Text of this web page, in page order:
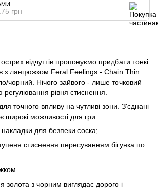
грн
відчуттів пропонуємо придбати тонкі
з ланцюжком Feral Feelings - Chain Thin
чорний. Нічого зайвого - лише точковий
регулювання рівня стиснення.
точного впливу на чутливі зони. З'єднані
можливості для гри.
для безпеки соска;
стиснення пересуванням бігунка по
золота з чорним виглядає дорого і